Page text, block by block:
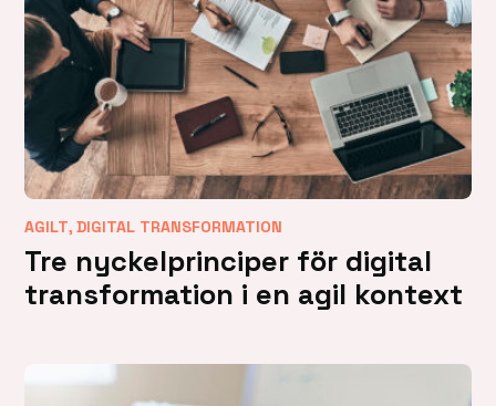
AGILT,DIGITAL TRANSFORMATION
Tre nyckelprinciper för digital
transformation i en agil kontext